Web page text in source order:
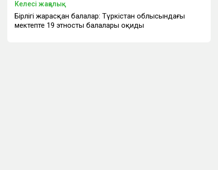
Келесі жаңалық
Бірлігі жарасқан балалар: Түркістан облысындағы
мектепте 19 этностың балалары оқиды